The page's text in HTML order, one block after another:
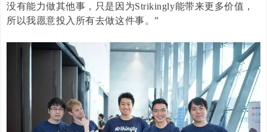
没有能力做其他事，只是因为Strikingly能带来更多价值，
所以我愿意投入所有去做这件事。”